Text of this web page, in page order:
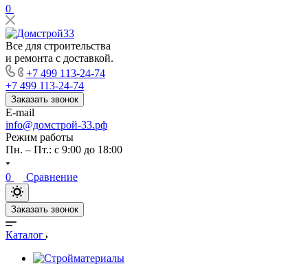
0
Все для строительства
и ремонта с доставкой.
+7 499 113-24-74
+7 499 113-24-74
Заказать звонок
E-mail
info@домстрой-33.рф
Режим работы
Пн. – Пт.: с 9:00 до 18:00
0 Сравнение
Заказать звонок
Каталог